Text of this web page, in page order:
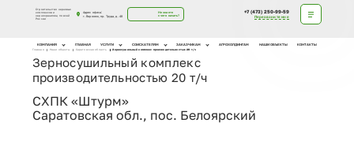
Строительство зерновых
комплексов и
зернохранилищ по всей
России
Адрес офиса:
г. Воронеж, пр. Труда, д. 48
Не знаете
с чего начать?
+7 (473) 250-99-59
Перезвоните мне
КОМПАНИЯ ГЛАВНАЯ УСЛУГИ СОИСКАТЕЛЯМ ЗАКАЗЧИКАМ АГРОХОЛДИНГАМ НАШИ ОБЪЕКТЫ КОНТАКТЫ
Главная Наши объекты Саратовская область Зерносушильный комплекс производительностью 20 т/ч
Зерносушильный комплекс
производительностью 20 т/ч
СХПК «Штурм»
Саратовская обл., пос. Белоярский